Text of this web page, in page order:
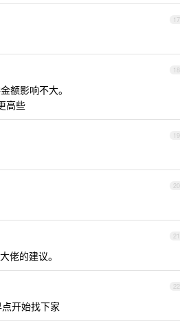
17
18
额影响不大。
高些
19
20
21
佬的建议。
22
开始找下家